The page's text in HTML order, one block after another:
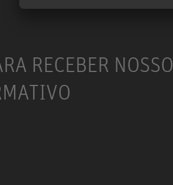
RECEBER NOSSO